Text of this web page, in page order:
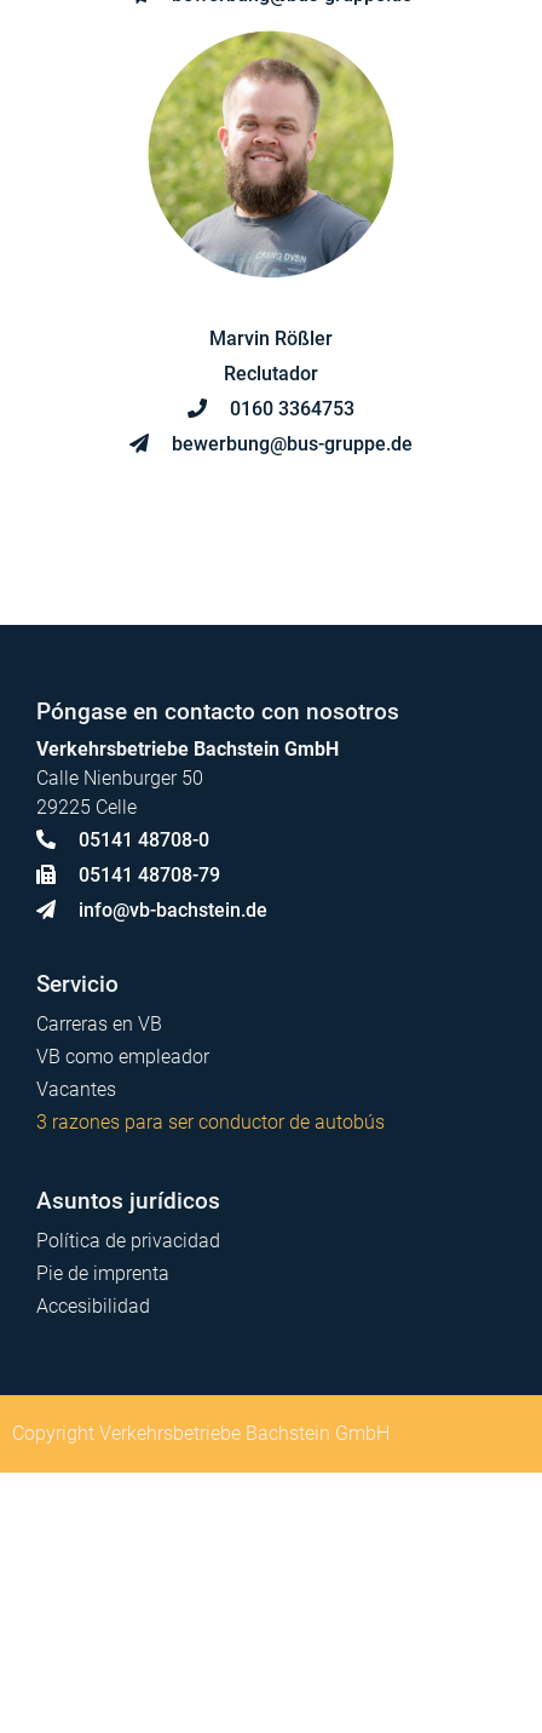
Marvin Rößler
Reclutador
0160 3364753
bewerbung@bus-gruppe.de
Póngase en contacto con nosotros
Verkehrsbetriebe Bachstein GmbH
Calle Nienburger 50
29225 Celle
05141 48708-0
05141 48708-79
info@vb-bachstein.de
Servicio
Carreras en VB
VB como empleador
Vacantes
3 razones para ser conductor de autobús
Asuntos jurídicos
Política de privacidad
Pie de imprenta
Accesibilidad
Copyright Verkehrsbetriebe Bachstein GmbH